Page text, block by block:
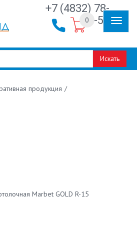
+7 (4832) 78-
30-50
Искать
0
продукция /